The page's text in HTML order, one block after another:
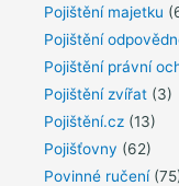
Pojištění majetku
Pojištění
Pojištění právní
Pojištění zvířat (3)
Pojištění.cz (13)
Pojišťovny (62)
Povinné ručení